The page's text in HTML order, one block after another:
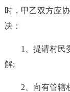
时，甲乙双方应
决：
1、提请村民
解;
2、向有管辖